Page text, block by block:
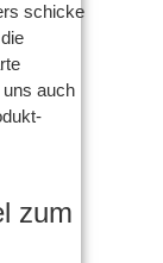
schicke
uns auch
zum